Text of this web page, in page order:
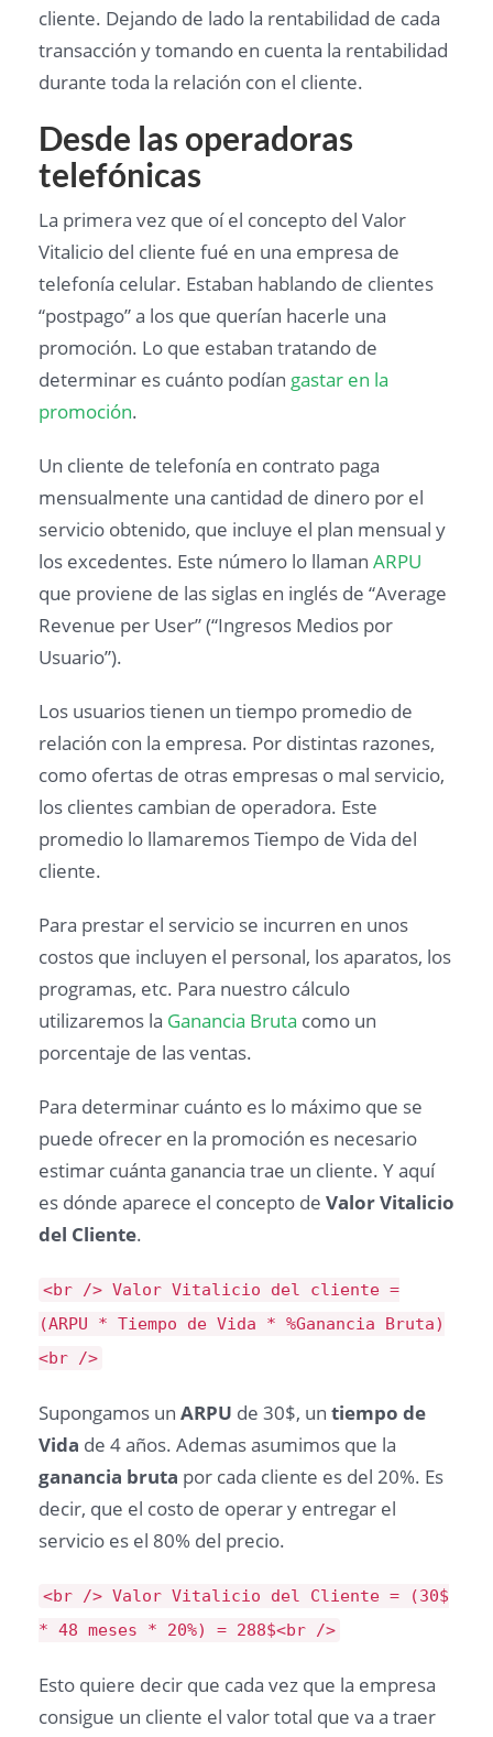
cliente. Dejando de lado la rentabilidad de cada
transacción y tomando en cuenta la rentabilidad
durante toda la relación con el cliente.
Desde las operadoras
telefónicas
La primera vez que oí el concepto del Valor
Vitalicio del cliente fué en una empresa de
telefonía celular. Estaban hablando de clientes
“postpago” a los que querían hacerle una
promoción. Lo que estaban tratando de
determinar es cuánto podían gastar en la
promoción.
Un cliente de telefonía en contrato paga
mensualmente una cantidad de dinero por el
servicio obtenido, que incluye el plan mensual y
los excedentes. Este número lo llaman ARPU
que proviene de las siglas en inglés de “Average
Revenue per User” (“Ingresos Medios por
Usuario”).
Los usuarios tienen un tiempo promedio de
relación con la empresa. Por distintas razones,
como ofertas de otras empresas o mal servicio,
los clientes cambian de operadora. Este
promedio lo llamaremos Tiempo de Vida del
cliente.
Para prestar el servicio se incurren en unos
costos que incluyen el personal, los aparatos, los
programas, etc. Para nuestro cálculo
utilizaremos la Ganancia Bruta como un
porcentaje de las ventas.
Para determinar cuánto es lo máximo que se
puede ofrecer en la promoción es necesario
estimar cuánta ganancia trae un cliente. Y aquí
es dónde aparece el concepto de Valor Vitalicio
del Cliente.
<br /> Valor Vitalicio del cliente =
(ARPU * Tiempo de Vida * %Ganancia Bruta)
<br />
Supongamos un ARPU de 30$, un tiempo de
Vida de 4 años. Ademas asumimos que la
ganancia bruta por cada cliente es del 20%. Es
decir, que el costo de operar y entregar el
servicio es el 80% del precio.
<br /> Valor Vitalicio del Cliente = (30$
* 48 meses * 20%) = 288$<br />
Esto quiere decir que cada vez que la empresa
consigue un cliente el valor total que va a traer